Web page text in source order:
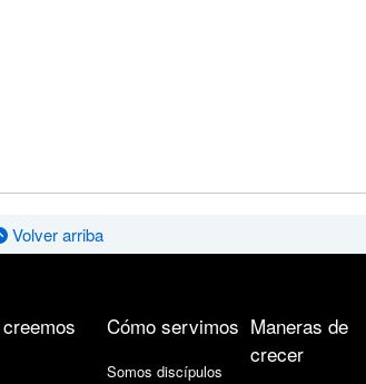
Volver arriba
Cómo servimos
Somos discípulos
Maneras de
crecer